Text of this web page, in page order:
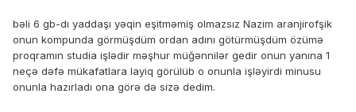
bəli 6 gb-dı yaddaşı yəqin eşitməmiş olmazsız Nazim aranjirofşik
onun kompunda görmüşdüm ordan adını götürmüşdüm özümə
proqramın studia işlədir məşhur müğənnilər gedir onun yanına 1
neçə dəfə mükafatlara layiq görülüb o onunla işləyirdi minusu
onunla hazırladı ona görə də sizə dedim.